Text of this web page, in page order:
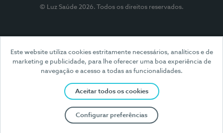
Este website utiliza cookies estritamente necessários, analíticos e de
marketing e publicidade, para lhe oferecer uma boa experiência de
navegação e acesso a todas as funcionalidades.
Aceitar todos os cookies
Configurar preferências
© Luz Saúde 2026. Todos os direitos reservados.